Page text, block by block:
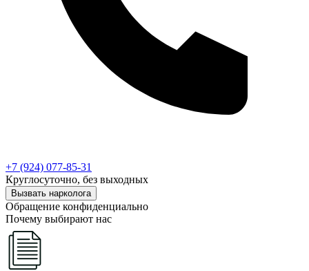
+7 (924) 077-85-31
Круглосуточно, без выходных
Вызвать нарколога
Обращение конфиденциально
Почему выбирают нас